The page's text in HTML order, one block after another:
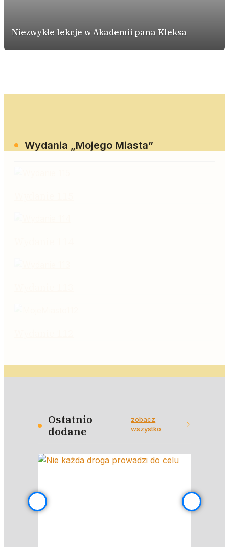
Niezwykłe lekcje w Akademii pana Kleksa
Wydania „Mojego Miasta”
Ostatnio
dodane
zobacz
wszystko